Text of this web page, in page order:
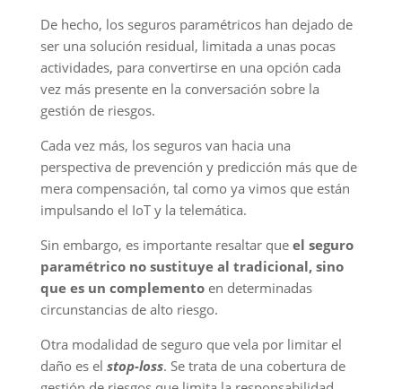
De hecho, los seguros paramétricos han dejado de
ser una solución residual, limitada a unas pocas
actividades, para convertirse en una opción cada
vez más presente en la conversación sobre la
gestión de riesgos.
Cada vez más, los seguros van hacia una
perspectiva de prevención y predicción más que de
mera compensación, tal como ya vimos que están
impulsando el IoT y la telemática.
Sin embargo, es importante resaltar que el seguro
paramétrico no sustituye al tradicional, sino
que es un complementoen determinadas
circunstancias de alto riesgo.
Otra modalidad de seguro que vela por limitar el
daño es el stop-loss. Se trata de una cobertura de